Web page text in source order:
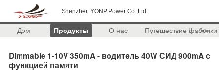
Shenzhen YONP Power Co.,Ltd
Дом Продукты О нас Путешествие фабрики
>>
Dimmable 1-10V 350mA - водитель 40W СИД 900mA с
функцией памяти